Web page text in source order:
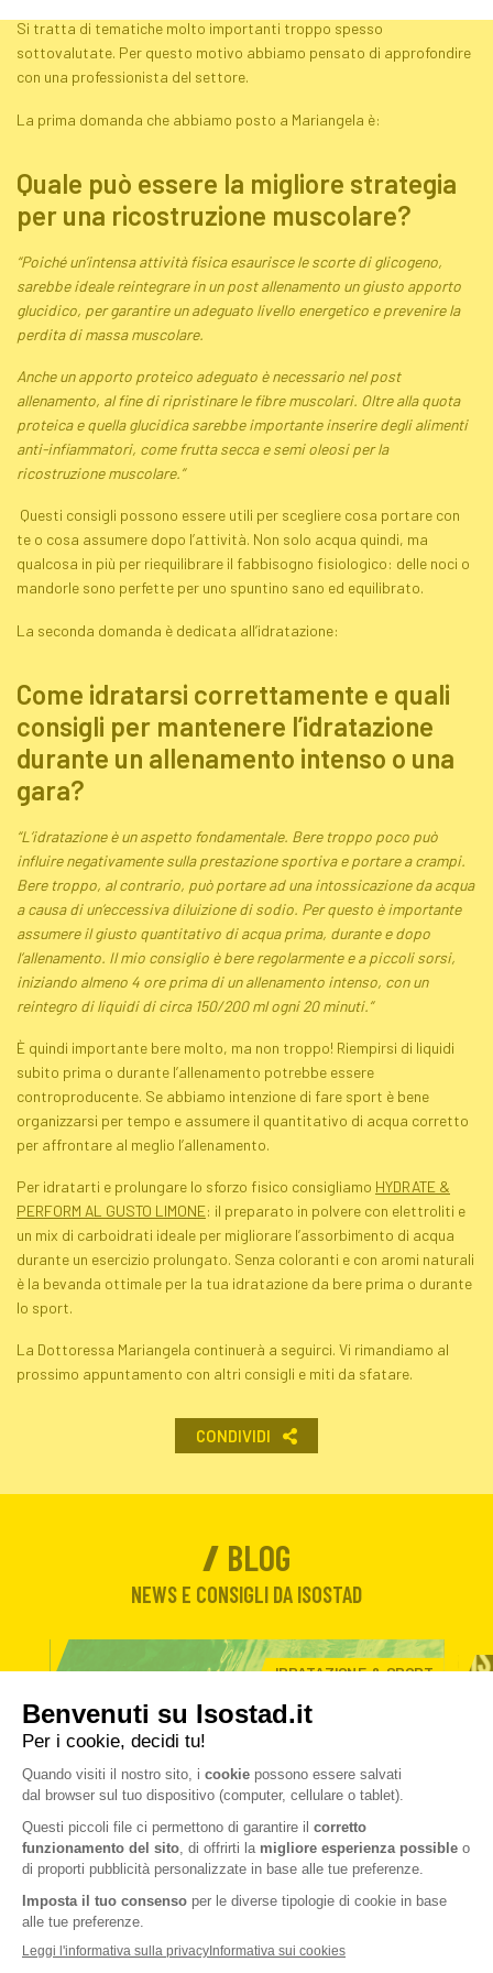
Si tratta di tematiche molto importanti troppo spesso
sottovalutate. Per questo motivo abbiamo pensato di approfondire
con una professionista del settore.
La prima domanda che abbiamo posto a Mariangela è:
Quale può essere la migliore strategia
per una ricostruzione muscolare?
“Poiché un’intensa attività fisica esaurisce le scorte di glicogeno,
sarebbe ideale reintegrare in un post allenamento un giusto apporto
glucidico, per garantire un adeguato livello energetico e prevenire la
perdita di massa muscolare.
Anche un apporto proteico adeguato è necessario nel post
allenamento, al fine di ripristinare le fibre muscolari. Oltre alla quota
proteica e quella glucidica sarebbe importante inserire degli alimenti
anti-infiammatori, come frutta secca e semi oleosi per la
ricostruzione muscolare.”
Questi consigli possono essere utili per scegliere cosa portare con
te o cosa assumere dopo l’attività. Non solo acqua quindi, ma
qualcosa in più per riequilibrare il fabbisogno fisiologico: delle noci o
mandorle sono perfette per uno spuntino sano ed equilibrato.
La seconda domanda è dedicata all’idratazione:
Come idratarsi correttamente e quali
consigli per mantenere l’idratazione
durante un allenamento intenso o una
gara?
“L’idratazione è un aspetto fondamentale. Bere troppo poco può
influire negativamente sulla prestazione sportiva e portare a crampi.
Bere troppo, al contrario, può portare aduna intossicazione da acqua
a causa di un’eccessiva diluizione di sodio. Per questo è importante
assumere il giusto quantitativo di acqua prima, durante e dopo
l’allenamento. Il mio consiglio è bere regolarmente e a piccoli sorsi,
iniziando almeno 4 ore prima di un allenamento intenso, con un
reintegro di liquidi di circa 150/200 ml ogni 20 minuti.”
È quindi importante bere molto, ma non troppo! Riempirsi di liquidi
subito prima o durante l’allenamento potrebbe essere
controproducente. Se abbiamo intenzione di fare sport è bene
organizzarsi per tempo e assumere il quantitativo di acqua corretto
per affrontare al meglio l’allenamento.
Per idratarti e prolungare lo sforzo fisico consigliamo HYDRATE &
PERFORM AL GUSTO LIMONE: il preparato in polvere con elettroliti e
un mix di carboidrati ideale per migliorare l’assorbimento di acqua
durante un esercizio prolungato. Senza coloranti e con aromi naturali
è la bevanda ottimale per la tua idratazione da bere prima o durante
lo sport.
La Dottoressa Mariangela continuerà a seguirci. Vi rimandiamo al
prossimo appuntamento con altri consigli e miti da sfatare.
CONDIVIDI
BLOG
NEWS E CONSIGLI DA ISOSTAD
IDRATAZIONE & SPORT